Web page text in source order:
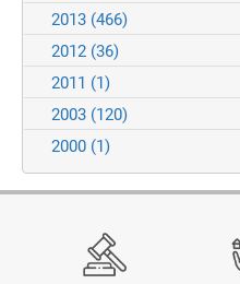
2013 (466)
2012 (36)
2011 (1)
2003 (120)
2000 (1)